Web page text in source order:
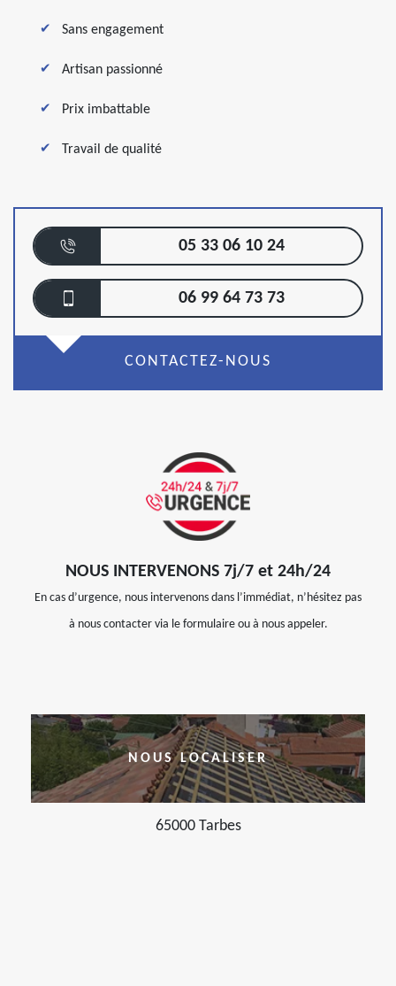
Sans engagement
Artisan passionné
Prix imbattable
Travail de qualité
05 33 06 10 24
06 99 64 73 73
CONTACTEZ-NOUS
NOUS INTERVENONS 7j/7 et 24h/24
En cas d’urgence, nous intervenons dans l’immédiat, n’hésitez pas
à nous contacter via le formulaire ou à nous appeler.
NOUS LOCALISER
65000 Tarbes